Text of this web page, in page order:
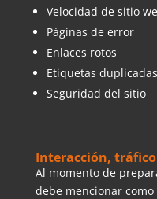
Velocidad de sitio
Páginas de error
Enlaces rotos
Etiquetas duplicadas
Seguridad del sitio
Interacción,
Al momento de
debe mencionar